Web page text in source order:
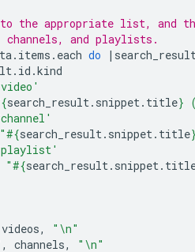
to the appropriate list, and
channels, and playlists.
. items . each do |
. id .kind
search_result. snippet. title}
"#{search_result. snippet. title
"#{search_result. snippet.
videos, " \n"
, channels, " \n"